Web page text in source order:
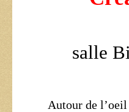
salle
Autour de